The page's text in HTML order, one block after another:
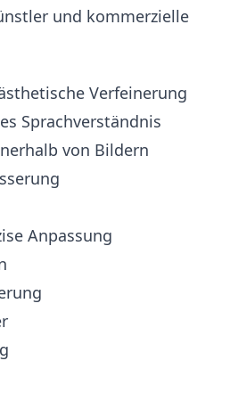
und kommerzielle
Verfeinerung
Sprachverständnis
von Bildern
Anpassung